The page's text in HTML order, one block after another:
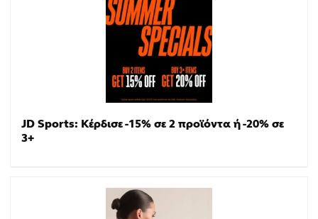
JD Sports: Κέρδισε -15% σε 2 προϊόντα ή -20% σε
3+